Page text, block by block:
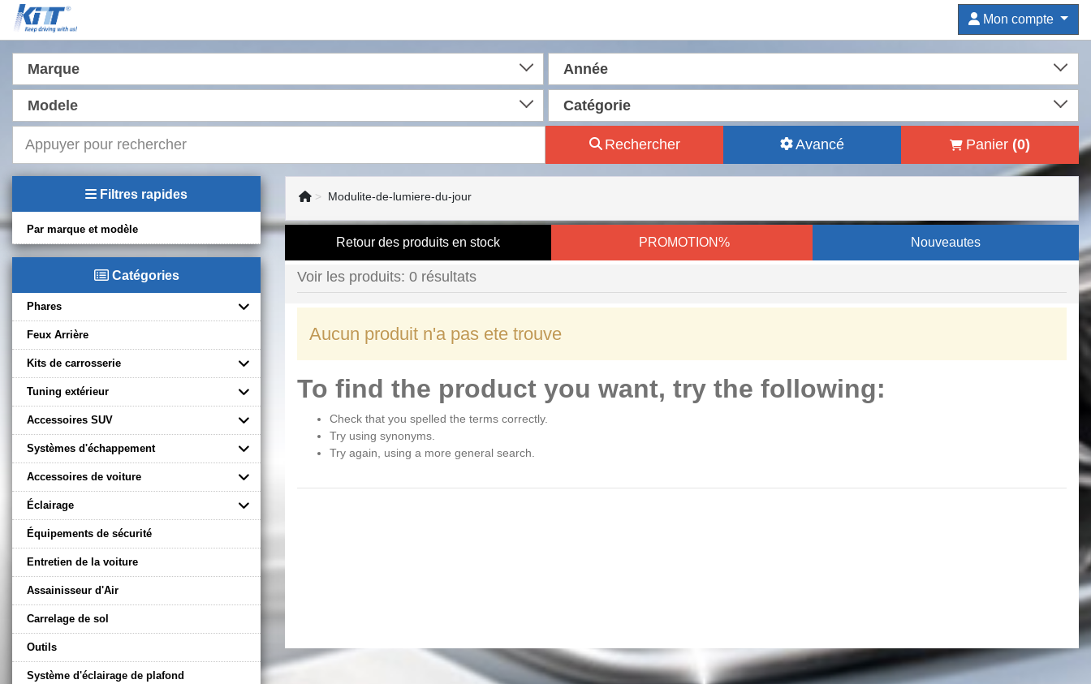
Mon compte
Marque Année
Modele Catégorie
Rechercher Avancé Panier (0)
Filtres rapides
Par marque et modèle
Catégories
Phares
Feux Arrière
Kits de carrosserie
Tuning extérieur
Accessoires SUV
Systèmes d'échappement
Accessoires de voiture
Éclairage
Équipements de sécurité
Entretien de la voiture
Assainisseur d'Air
Carrelage de sol
Outils
Système d'éclairage de plafond
Modulite-de-lumiere-du-jour
Retour des produits en stock PROMOTION% Nouveautes
Voir les produits: 0 résultats
Aucun produit n'a pas ete trouve
To find the product you want, try the following:
Check that you spelled the terms correctly.
Try using synonyms.
Try again, using a more general search.